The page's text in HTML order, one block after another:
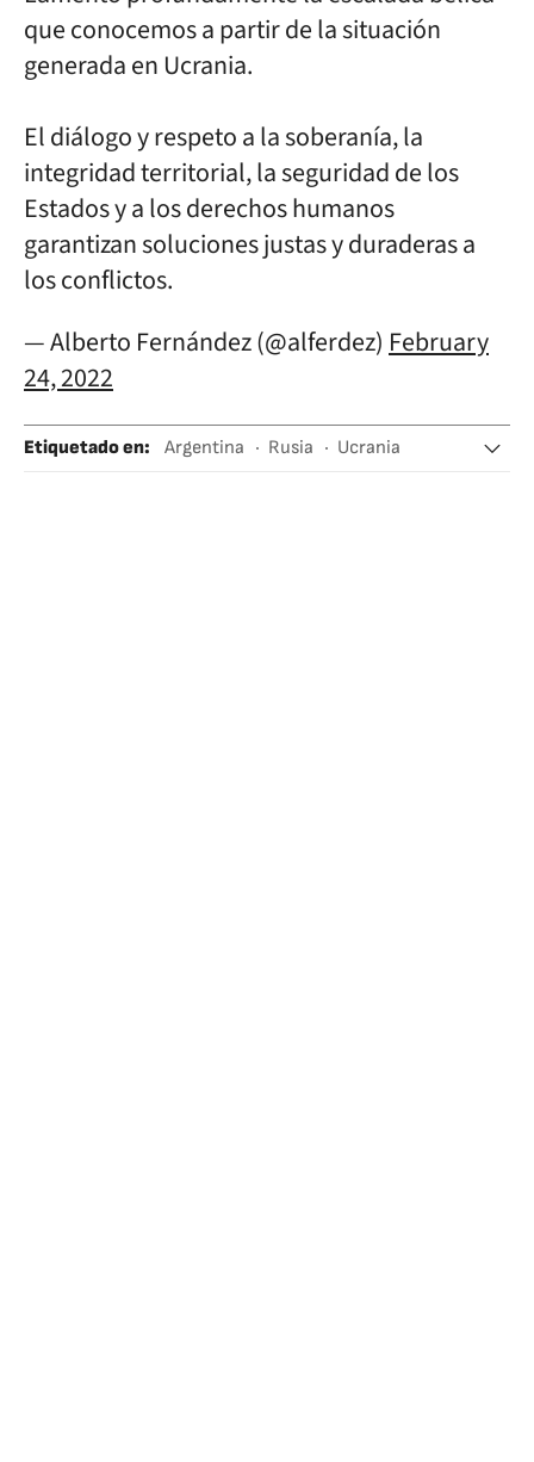
que conocemos a partir de la situación
generada en Ucrania.
El diálogo y respeto a la soberanía, la
integridad territorial, la seguridad de los
Estados y a los derechos humanos
garantizan soluciones justas y duraderas a
los conflictos.
— Alberto Fernández (@alferdez) February
24, 2022
Etiquetado en: Argentina Rusia
Ucrania